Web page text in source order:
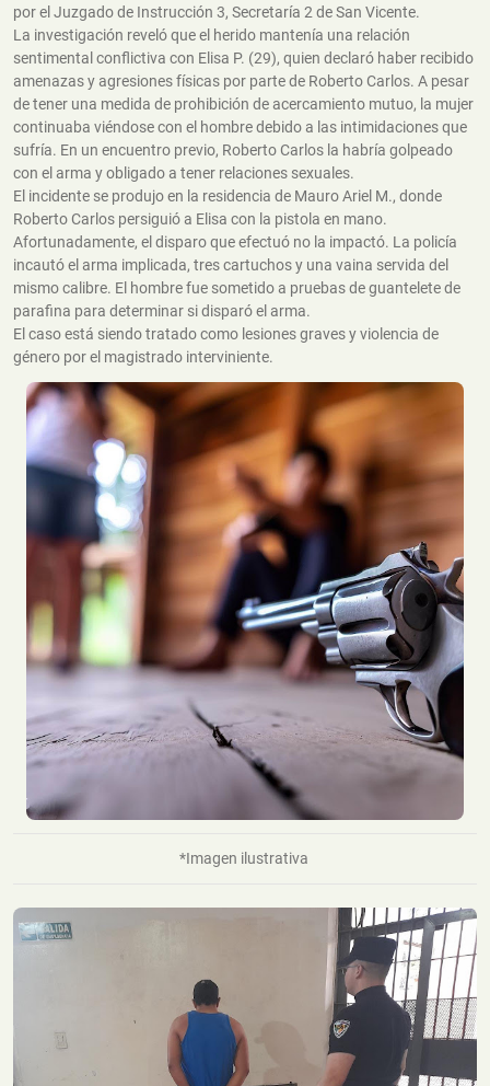
por el Juzgado de Instrucción 3, Secretaría 2 de San Vicente.
La investigación reveló que el herido mantenía una relación
sentimental conflictiva con Elisa P. (29), quien declaró haber recibido
amenazas y agresiones físicas por parte de Roberto Carlos. A pesar
de tener una medida de prohibición de acercamiento mutuo, la mujer
continuaba viéndose con el hombre debido a las intimidaciones que
sufría. En un encuentro previo, Roberto Carlos la habría golpeado
con el arma y obligado a tener relaciones sexuales.
El incidente se produjo en la residencia de Mauro Ariel M., donde
Roberto Carlos persiguió a Elisa con la pistola en mano.
Afortunadamente, el disparo que efectuó no la impactó. La policía
incautó el arma implicada, tres cartuchos y una vaina servida del
mismo calibre. El hombre fue sometido a pruebas de guantelete de
parafina para determinar si disparó el arma.
El caso está siendo tratado como lesiones graves y violencia de
género por el magistrado interviniente.
*Imagen ilustrativa